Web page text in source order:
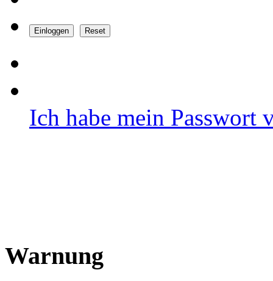
Ich habe mein Passwort
Warnung